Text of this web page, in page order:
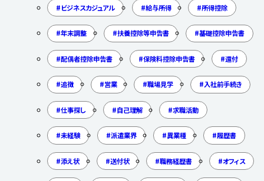
ビジネスカジュアル 給与所得 所得控除
年末調整 扶養控除等申告書 基礎控除申告書
配偶者控除申告書 保険料控除申告書 還付
追徴 営業 職場見学 入社前手続き
仕事探し 自己理解 求職活動
未経験 派遣業界 異業種 履歴書
添え状 送付状 職務経歴書 オフィス